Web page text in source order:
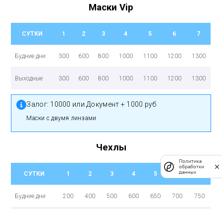
Маски Vip
СУТКИ 1 2 3 4 5 6 7
Будние дни 300 600 800 1000 1100 1200 1300
Выходные 300 600 800 1000 1100 1200 1300
Залог: 10000 или Документ + 1000 руб
маски с двумя линзами
Чехлы
СУТКИ 1 2 3 4 5 6
Будние дни 200 400 500 600 650 700 750
Политика
обработки
данных